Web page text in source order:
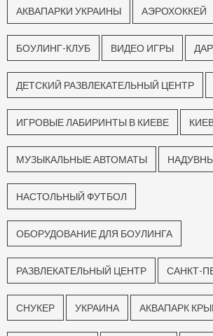
АКВАПАРКИ УКРАИНЫ АЭРОХОККЕЙ
БОУЛИНГ-КЛУБ ВИДЕО ИГРЫ
ДЕТСКИЙ РАЗВЛЕКАТЕЛЬНЫЙ ЦЕНТР
ИГРОВЫЕ ЛАБИРИНТЫ В КИЕВЕ
МУЗЫКАЛЬНЫЕ АВТОМАТЫ
НАСТОЛЬНЫЙ ФУТБОЛ
ОБОРУДОВАНИЕ ДЛЯ БОУЛИНГА
РАЗВЛЕКАТЕЛЬНЫЙ ЦЕНТР САНКТ-
СНУКЕР УКРАИНА АКВАПАРК